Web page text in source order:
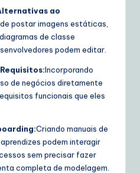
ao
postar imagens estáticas,
de classe
podem editar.
Incorporando
de negócios diretamente
funcionais que eles
Criando manuais de
podem interagir
sem precisar fazer
completa de modelagem.